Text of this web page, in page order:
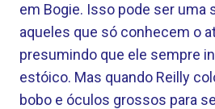
em Bogie. Isso pode ser uma
aqueles que só conhecem o
presumindo que ele sempre
estóico. Mas quando Reilly
bobo e óculos grossos para